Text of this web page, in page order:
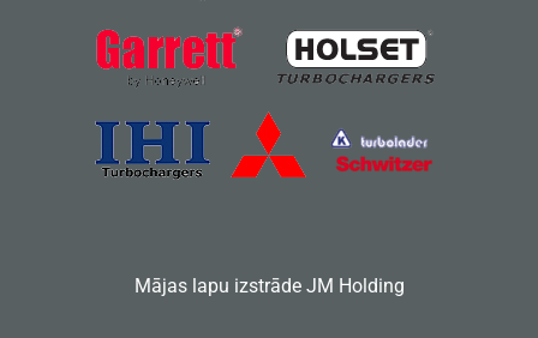
Mājas lapu izstrādeJM Holding